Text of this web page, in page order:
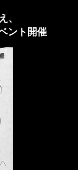
ント開催